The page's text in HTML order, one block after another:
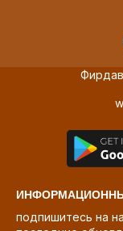
подпишитесь на